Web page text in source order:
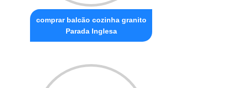
comprar balcão cozinha granito
Parada Inglesa